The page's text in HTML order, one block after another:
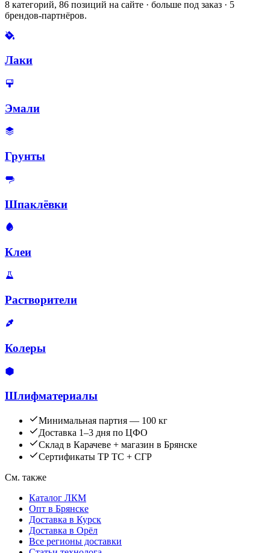
8 категорий, 86 позиций на сайте · больше под заказ · 5
брендов-партнёров.
Лаки
Эмали
Грунты
Шпаклёвки
Клеи
Растворители
Колеры
Шлифматериалы
Минимальная партия — 100 кг
Доставка 1–3 дня по ЦФО
Склад в Карачеве + магазин в Брянске
Сертификаты ТР ТС + СГР
См. также
Каталог ЛКМ
Опт в Брянске
Доставка в Курск
Доставка в Орёл
Все регионы доставки